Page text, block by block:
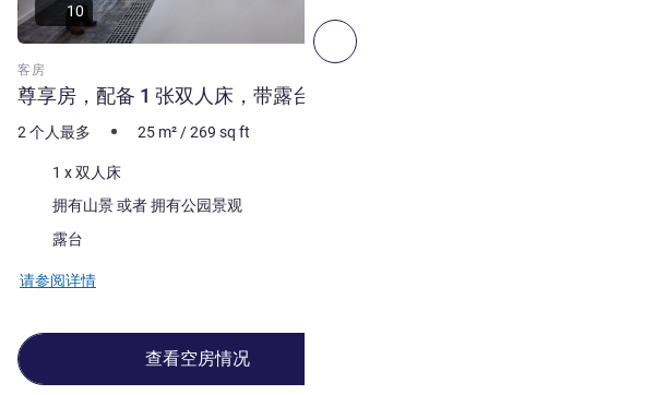
下一个 - 客房
客房
尊享房，配备 1 张双人床，带露台
10
2 个人最多 25 m² /269 sq ft
床上用品1 x 双人床
拥有山景 或者 拥有公园景观
大部分的住宿:
露台
请参阅详情
查看空房情况